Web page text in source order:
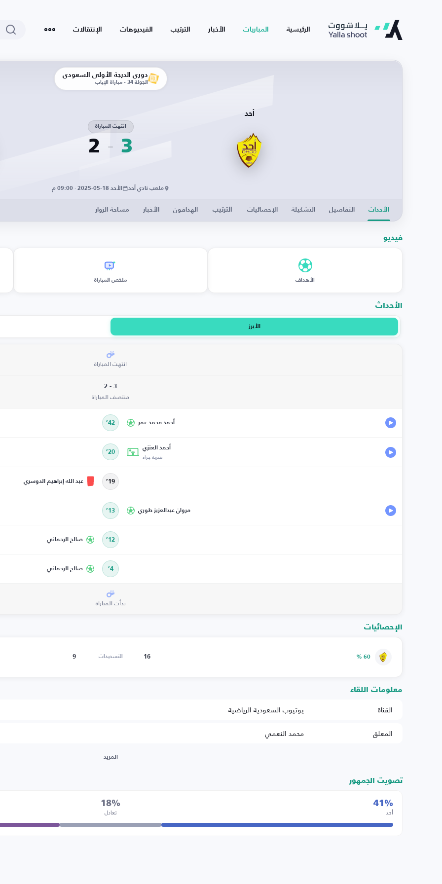
الرئيسية المباريات الأخبار الترتيب الفيديوهات الإنتقالات
دوري الدرجة الأولى السعودي
الجولة 34 - مباراة الإياب
أحد
3
انتهت المباراة
2
ملعب نادي أحد الأحد 18-05-2025 · 09:00 م
الأحداث التفاصيل التشكيلة الإحصائيات الترتيب الهدافون الأخبار مساحة الزوار
فيديو
الأهداف ملخص المباراة
الأحداث
الأبرز
انتهت المباراة
3 - 2
منتصف المباراة
أحمد محمد عمر 42’
أحمد العنزي
ضربة جزاء 20’
19’ عبد الله إبراهيم الدوسري
مروان عبدالعزيز طوري 13’
12’ صالح الرحماني
4’ صالح الرحماني
بدأت المباراة
الإحصائيات
60 %
16 التسديدات 9
معلومات اللقاء
القناة
يوتيوب السعودية الرياضية
المعلق
محمد النعمي
المزيد
تصويت الجمهور
41%
أحد
18%
تعادل